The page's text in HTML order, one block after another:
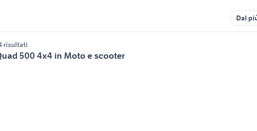
Dal
risultati
500 4x4 in Moto e scooter